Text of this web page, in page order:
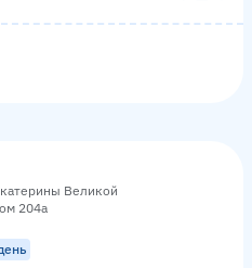
Великой
204а